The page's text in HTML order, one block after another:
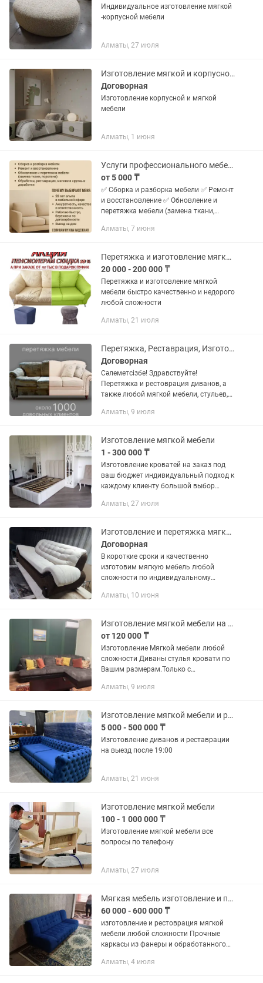
Индивидуальное изготовление мягкой
-корпусной мебели
Алматы, 27 июля
Изготовление мягкой и корпусной мебели
Договорная
Изготовление корпусной и мягкой
мебели
Алматы, 1 июня
Услуги профессионального мебельщика, изготовление мягкой мебели
от 5 000 ₸
✅ Сборка и разборка мебели ✅ Ремонт
и восстановление ✅ Обновление и
перетяжка мебели (замена ткани,
мелкие доработки
Алматы, 7 июня
Перетяжка и изготовление мягкой мебели
20 000 - 200 000 ₸
Перетяжка и изготовление мягкой
мебели быстро качественно и недорого
любой сложности
Алматы, 21 июля
Перетяжка, Реставрация, Изготовления мягкий мебель
Договорная
Сәлеметсізбе! Здравствуйте!
Перетяжка и рестоврация диванов, а
также любой мягкой мебели, стульев,
т.д. Качественно и профессионально,
Алматы, 9 июля
Изготовление мягкой мебели
1 - 300 000 ₸
Изготовление кроватей на заказ под
ваш бюджет индивидуальный подход к
каждому клиенту большой выбор
вас не к чему не обязывает!!
Алматы, 27 июля
Изготовление и перетяжка мягкой мебели. Изготовление кроватей и стеновых па
Договорная
В короткие сроки и качественно
изготовим мягкую мебель любой
сложности по индивидуальному
изголовьем, мягкие стеновые панели
выбранного...
Алматы, 10 июня
Изготовление мягкой мебели на заказ,Качественно в срок,ИП Никитина Наталья.
от 120 000 ₸
Изготовление Мягкой мебели любой
сложности Диваны стулья кровати по
Вашим размерам.Только с
брус,поролон самой высокой
от...
Алматы, 9 июля
Изготовление мягкой мебели и реставрации на выезд
5 000 - 500 000 ₸
Изготовление диванов и реставрации
на выезд после 19:00
Алматы, 21 июня
Изготовление мягкой мебели
100 - 1 000 000 ₸
Изготовление мягкой мебели все
вопросы по телефону
Алматы, 27 июля
Мягкая мебель изготовление и перетяжка , Реставрация !
60 000 - 600 000 ₸
изготовление и рестоврация мягкой
мебели любой сложности Прочные
каркасы из фанеры и обработанного
сложности Образцы по тканям
Алматы, 4 июля